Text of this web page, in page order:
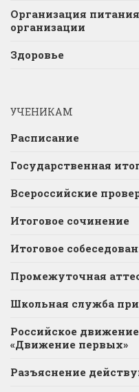
Организация
организации
Здоровье
УЧЕНИКАМ
Расписание
Государственная
Всероссийские
Итоговое сочинение
Итоговое
Промежуточная
Школьная служба
Российское
«Движение первых»
Разъяснение